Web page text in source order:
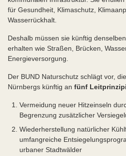
für Gesundheit, Klimaschutz,
Wasserrückhalt.
Deshalb müssen sie künftig
erhalten wie Straßen, Brücken,
Energieversorgung.
Der BUND Naturschutz schlägt vor,
Nürnbergs künftig an fünf
Vermeidung neuer Hitzeinseln
Begrenzung zusätzlicher
Wiederherstellung natürlicher
umfangreiche
urbaner Stadtwälder